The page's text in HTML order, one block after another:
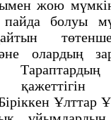
жою
болуы
олардың
Ұлттар